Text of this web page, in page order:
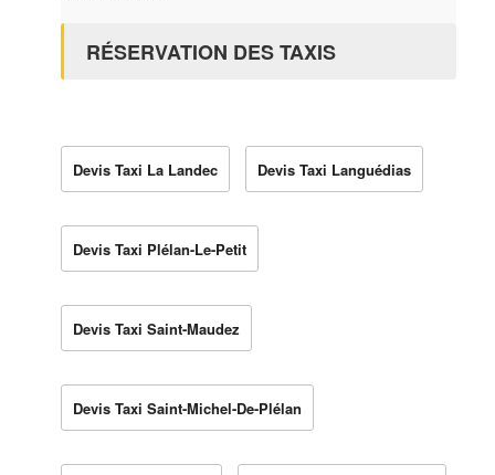
RÉSERVATION DES TAXIS
Devis Taxi La Landec Devis Taxi Languédias
Devis Taxi Plélan-Le-Petit
Devis Taxi Saint-Maudez
Devis Taxi Saint-Michel-De-Plélan